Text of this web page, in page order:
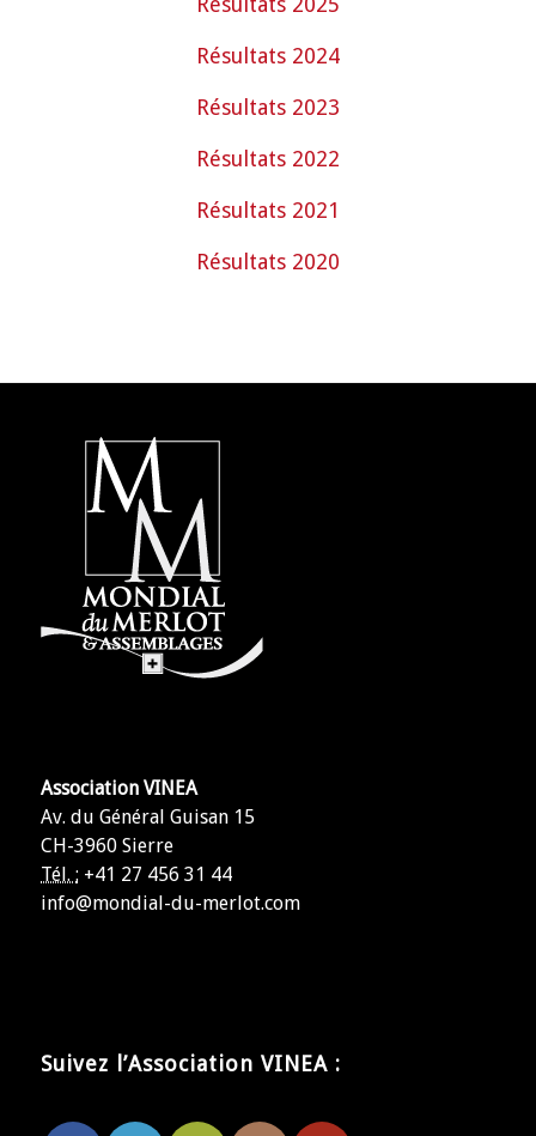
Résultats 2024
Résultats 2023
Résultats 2022
Résultats 2021
Résultats 2020
Association VINEA
Av. du Général Guisan 15
CH-3960 Sierre
Tél. : +41 27 456 31 44
info@mondial-du-merlot.com
Suivez l’Association VINEA :